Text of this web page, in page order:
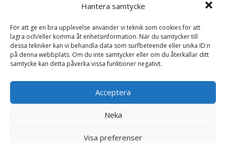
Hantera samtycke
För att ge en bra upplevelse använder vi teknik som cookies för att
lagra och/eller komma åt enhetsinformation. När du samtycker till
dessa tekniker kan vi behandla data som surfbeteende eller unika ID:n
på denna webbplats. Om du inte samtycker eller om du återkallar ditt
samtycke kan detta påverka vissa funktioner negativt.
Acceptera
Neka
Visa preferenser
Din e-postadress kommer inte publiceras.
Obligatoriska fält
Ditt betyg*